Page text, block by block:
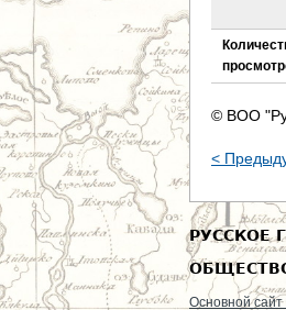
© ВОО
<
РУССКОЕ
Основной